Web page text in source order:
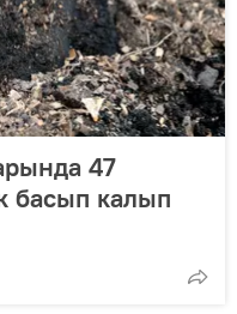
47
басып калып